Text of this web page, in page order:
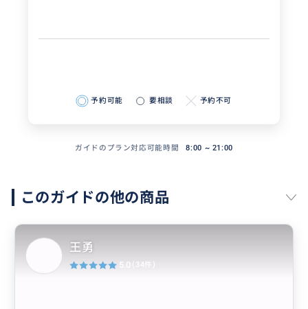
予約可能 要相談 予約不可
ガイドのプラン対応可能時間 8:00 ~ 21:00
このガイドの他の商品
王勇
5.0 (34件)